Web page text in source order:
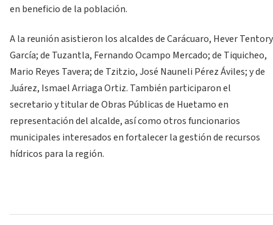
en beneficio de la población.
A la reunión asistieron los alcaldes de Carácuaro, Hever Tentory
García; de Tuzantla, Fernando Ocampo Mercado; de Tiquicheo,
Mario Reyes Tavera; de Tzitzio, José Nauneli Pérez Áviles; y de
Juárez, Ismael Arriaga Ortiz. También participaron el
secretario y titular de Obras Públicas de Huetamo en
representación del alcalde, así como otros funcionarios
municipales interesados en fortalecer la gestión de recursos
hídricos para la región.